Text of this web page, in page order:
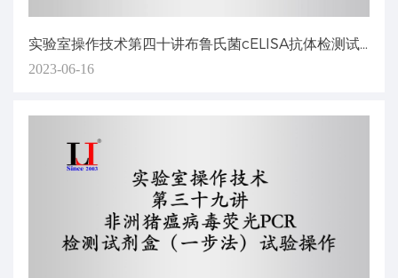
实验室操作技术第四十讲布鲁氏菌cELISA抗体检测试剂盒试验操作
2023-06-16